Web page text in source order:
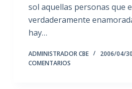
sol aquellas personas que
verdaderamente
hay…
ADMINISTRADOR CBE 2006/04/30
COMENTARIOS